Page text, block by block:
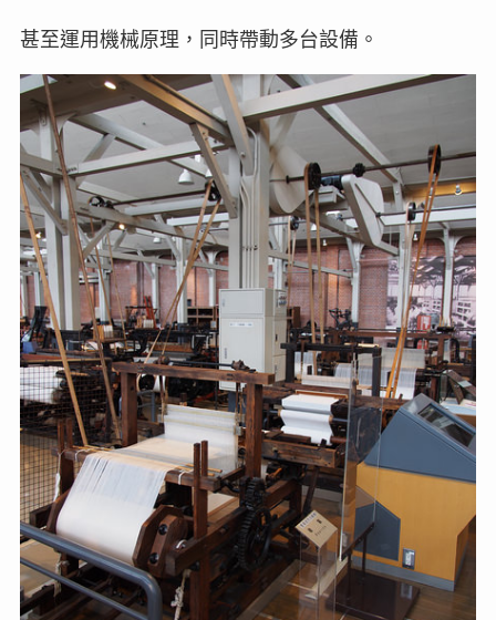
甚至運用機械原理，同時帶動多台設備。